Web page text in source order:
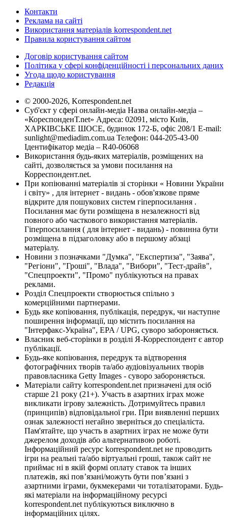
Контакти
Реклама на сайті
Використання матеріалів korrespondent.net
Правила користування сайтом
Договір користування сайтом
Політика у сфері конфіденційності і персональних даних
Угода щодо користування
Редакція
© 2000-2026, Korrespondent.net
Суб'єкт у сфері онлайн-медіа Назва онлайн-медіа –
«КореспонденТ.net» Адреса: 02091, місто Київ,
ХАРКІВСЬКЕ ШОСЕ, будинок 172-Б, офіс 208/1 E-mail:
sunlight@mediadim.com.ua Телефон: 044-205-43-00
Ідентифікатор медіа – R40-06068
Використання будь-яких матеріалів, розміщених на
сайті, дозволяється за умови посилання на
Корреспондент.net.
При копіюванні матеріалів зі сторінки « Новини України
і світу» , для інтернет - видань - обов'язкове пряме
відкрите для пошукових систем гіперпосилання .
Посилання має бути розміщена в незалежності від
повного або часткового використання матеріалів.
Гіперпосилання ( для інтернет - видань) - повинна бути
розміщена в підзаголовку або в першому абзаці
матеріалу.
Новини з позначками "Думка", "Експертиза", "Заява",
"Регіони", "Гроші", "Влада", "Вибори", "Тест-драйв",
"Спецпроекти", "Промо" публікуються на правах
реклами.
Розділ Спецпроекти створюється спільно з
комерційними партнерами.
Будь яке копіювання, публікація, передрук, чи наступне
поширення інформації, що містить посилання на
"Інтерфакс-Україна", EPA / UPG, суворо забороняється.
Власник веб-сторінки в розділі Я-Корреспондент є автор
публікації.
Будь-яке копіювання, передрук та відтворення
фотографічних творів та/або аудіовізуальних творів
правовласника Getty Images - суворо забороняється.
Матеріали сайту korrespondent.net призначені для осіб
старше 21 року (21+). Участь в азартних іграх може
викликати ігрову залежність. Дотримуйтесь правил
(принципів) відповідальної гри. При виявленні перших
ознак залежності негайно зверніться до спеціаліста.
Пам'ятайте, що участь в азартних іграх не може бути
джерелом доходів або альтернативою роботі.
Інформаційний ресурс korrespondent.net не проводить
ігри на реальні та/або віртуальні гроші, також сайт не
приймає ні в якій формі оплату ставок та інших
платежів, які пов’язані/можуть бути пов’язані з
азартними іграми, букмекерами чи тоталізаторами. Будь-
які матеріали на інформаційному ресурсі
korrespondent.net публікуються виключно в
інформаційних цілях.